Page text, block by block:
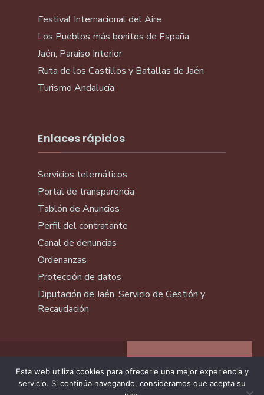
Festival Internacional del Aire
Los Pueblos más bonitos de España
Jaén, Paraiso Interior
Ruta de los Castillos y Batallas de Jaén
Turismo Andalucía
Enlaces rápidos
Servicios telemáticos
Portal de transparencia
Tablón de Anuncios
Perfil del contratante
Canal de denuncias
Ordenanzas
Protección de datos
Diputación de Jaén, Servicio de Gestión y
Recaudación
Esta web utiliza cookies para ofrecerle una mejor experiencia y
servicio. Si continúa navegando, consideramos que acepta su